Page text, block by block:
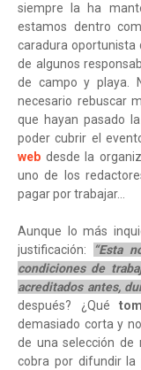
siempre la ha
estamos dentro
caradura oportunista
de algunos
de campo y playa.
necesario rebuscar
que hayan pasado
poder cubrir el
web desde la
uno de los
pagar por trabajar…
Aunque lo más
justificación:
“Esta
condiciones de
acreditados antes,
después? ¿Qué
demasiado corta y
de una selección de
cobra por difundir la